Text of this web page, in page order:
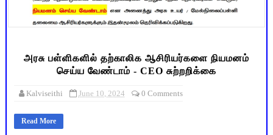
அரசு பள்ளிகளில் தற்காலிக ஆசிரியர்களை நியமனம்
செய்ய வேண்டாம் - CEO சுற்றறிக்கை
Kalviseithi June 10, 2024 0 Comments
Read More